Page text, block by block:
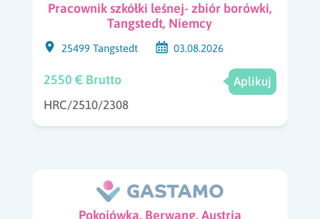
Pracownik szkółki leśnej- zbiór borówki,
Tangstedt, Niemcy
25499 Tangstedt 03.08.2026
2550 € Brutto
Aplikuj
HRC/2510/2308
Pokojówka, Berwang, Austria